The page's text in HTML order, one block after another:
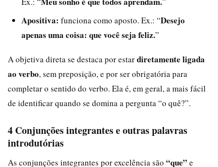
Apositiva: funciona como aposto. Ex.: “Desejo
apenas uma coisa: que você seja feliz.”
A objetiva direta se destaca por estardiretamente ligada
ao verbo, sem preposição, e por ser obrigatória para
completar o sentido do verbo. Ela é, em geral, a mais fácil
de identificar quando se domina a pergunta “o quê?”.
4 Conjunções integrantes e outras palavras
introdutórias
As conjunções integrantes por excelência são “que” e